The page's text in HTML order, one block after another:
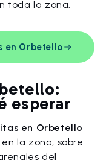
toda la zona.
en Orbetello
esperar
en Orbetello
la zona, sobre
del